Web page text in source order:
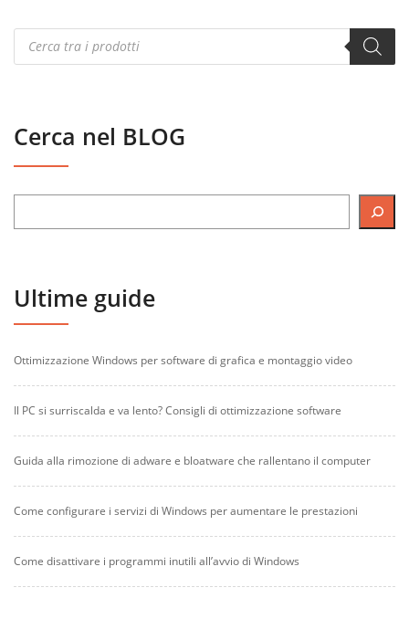
Products
search
Cerca nel BLOG
Ultime guide
Ottimizzazione Windows per software di grafica e montaggio video
Il PC si surriscalda e va lento? Consigli di ottimizzazione software
Guida alla rimozione di adware e bloatware che rallentano il computer
Come configurare i servizi di Windows per aumentare le prestazioni
Come disattivare i programmi inutili all’avvio di Windows